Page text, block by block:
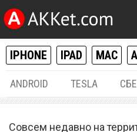
IPHONE IPAD MAC
ANDROID TESLA
Совсем недавно на